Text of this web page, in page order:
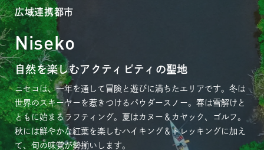
広域連携都市
Niseko
自然を楽しむアクティビティの聖地
ニセコは、一年を通して冒険と遊びに満ちたエリアです。冬は
世界のスキーヤーを惹きつけるパウダースノー。春は雪解けと
ともに始まるラフティング。夏はカヌー＆カヤック、ゴルフ。
秋には鮮やかな紅葉を楽しむハイキング＆トレッキングに加え
て、旬の味覚が勢揃いします。